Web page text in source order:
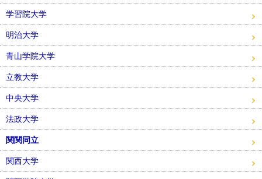
学習院大学
明治大学
青山学院大学
立教大学
中央大学
法政大学
関関同立
関西大学